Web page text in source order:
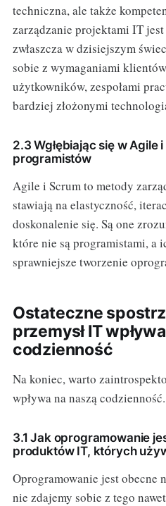
techniczna, ale także
zarządzanie projektami IT
zwłaszcza w dzisiejszym
sobie z wymaganiami
użytkowników, zespołami
bardziej złożonymi
2.3 Wgłębiając się w Agile
programistów
Agile i Scrum to metody
stawiają na elastyczność,
doskonalenie się. Są one
które nie są programistami, a
sprawniejsze tworzenie
Ostateczne
przemysł IT
codzienność
Na koniec, warto
wpływa na naszą codzienność.
3.1 Jak oprogramowanie
produktów IT, których
Oprogramowanie jest obecne
nie zdajemy sobie z tego